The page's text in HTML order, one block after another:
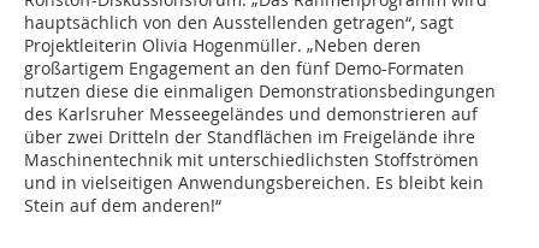
hauptsächlich von den Ausstellenden getragen“, sagt
Projektleiterin Olivia Hogenmüller. „Neben deren
großartigem Engagement an den fünf Demo-Formaten
nutzen diese die einmaligen Demonstrationsbedingungen
des Karlsruher Messeegeländes und demonstrieren auf
über zwei Dritteln der Standflächen im Freigelände ihre
Maschinentechnik mit unterschiedlichsten Stoffströmen
und in vielseitigen Anwendungsbereichen. Es bleibt kein
Stein auf dem anderen!“